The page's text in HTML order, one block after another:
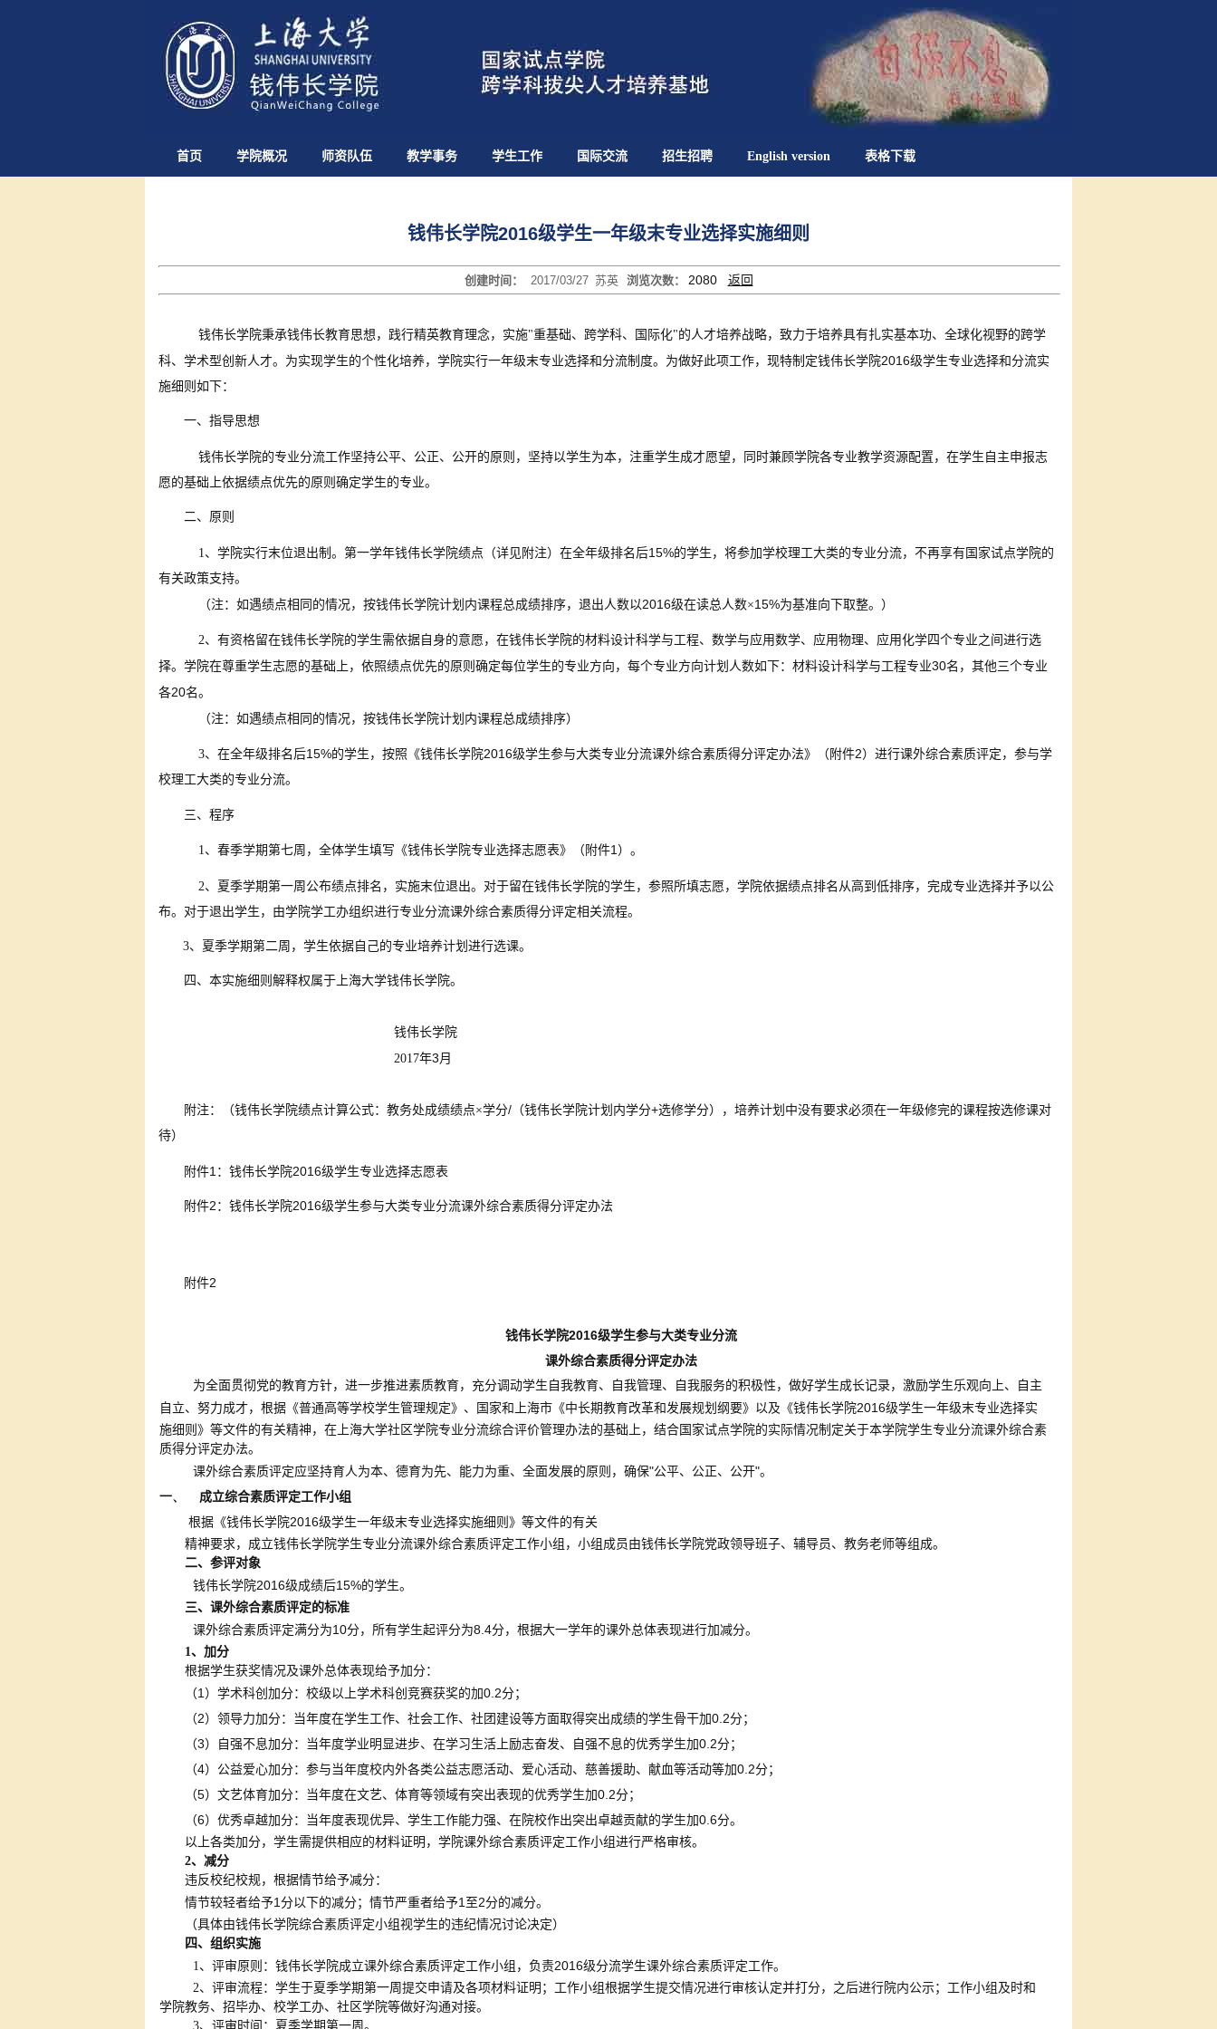
首页 学院概况 师资队伍 教学事务 学生工作 国际交流 招生招聘 English version 表格下载
钱伟长学院2016级学生一年级末专业选择实施细则
创建时间： 2017/03/27 苏英 浏览次数： 2080 返回
钱伟长学院秉承钱伟长教育思想，践行精英教育理念，实施"重基础、跨学科、国际化"的人才培养战略，致力于培养具有扎实基本功、全球化视野的跨学
科、学术型创新人才。为实现学生的个性化培养，学院实行一年级末专业选择和分流制度。为做好此项工作，现特制定钱伟长学院2016级学生专业选择和分流实
施细则如下：
一、指导思想
钱伟长学院的专业分流工作坚持公平、公正、公开的原则，坚持以学生为本，注重学生成才愿望，同时兼顾学院各专业教学资源配置，在学生自主申报志
愿的基础上依据绩点优先的原则确定学生的专业。
二、原则
1 、学院实行末位退出制。第一学年钱伟长学院绩点（详见附注）在全年级排名后15%的学生，将参加学校理工大类的专业分流，不再享有国家试点学院的
有关政策支持。
（注：如遇绩点相同的情况，按钱伟长学院计划内课程总成绩排序，退出人数以 2016级在读总人数×15%为基准向下取整。）
2、有资格留在钱伟长学院的学生需依据自身的意愿，在钱伟长学院的材料设计科学与工程、数学与应用数学、应用物理、应用化学四个专业之间进行选
择。学院在尊重学生志愿的基础上，依照绩点优先的原则确定每位学生的专业方向，每个专业方向计划人数如下：材料设计科学与工程专业30名，其他三个专业
各20名。
（注：如遇绩点相同的情况，按钱伟长学院计划内课程总成绩排序）
3、在全年级排名后15%的学生，按照《钱伟长学院2016级学生参与大类专业分流课外综合素质得分评定办法》（附件2）进行课外综合素质评定，参与学
校理工大类的专业分流。
三、程序
1、春季学期第七周，全体学生填写《钱伟长学院专业选择志愿表》（附件1 ）。
2、夏季学期第一周公布绩点排名，实施末位退出。对于留在钱伟长学院的学生，参照所填志愿，学院依据绩点排名从高到低排序，完成专业选择并予以公
布。对于退出学生，由学院学工办组织进行专业分流课外综合素质得分评定相关流程。
3、夏季学期第二周，学生依据自己的专业培养计划进行选课。
四、本实施细则解释权属于上海大学钱伟长学院。
钱伟长学院
2017年3月
附注：（钱伟长学院绩点计算公式：教务处成绩绩点×学分/ （钱伟长学院计划内学分+选修学分），培养计划中没有要求必须在一年级修完的课程按选修课对
待）
附件1 ：钱伟长学院2016级学生专业选择志愿表
附件2 ：钱伟长学院2016级学生参与大类专业分流课外综合素质得分评定办法
附件2
钱伟长学院2016级学生参与大类专业分流
课外综合素质得分评定办法
为全面贯彻党的教育方针，进一步推进素质教育，充分调动学生自我教育、自我管理、自我服务的积极性，做好学生成长记录，激励学生乐观向上、自主
自立、努力成才，根据《普通高等学校学生管理规定》、国家和上海市《中长期教育改革和发展规划纲要》以及《钱伟长学院2016级学生一年级末专业选择实
施细则》等文件的有关精神，在上海大学社区学院专业分流综合评价管理办法的基础上，结合国家试点学院的实际情况制定关于本学院学生专业分流课外综合素
质得分评定办法。
课外综合素质评定应坚持育人为本、德育为先、能力为重、全面发展的原则，确保"公平、公正、公开"。
一、
成立综合素质评定工作小组
根据《钱伟长学院2016级学生一年级末专业选择实施细则》等文件的有关
精神要求，成立钱伟长学院学生专业分流课外综合素质评定工作小组，小组成员由钱伟长学院党政领导班子、辅导员、教务老师等组成。
二、参评对象
钱伟长学院2016级成绩后15%的学生。
三、课外综合素质评定的标准
课外综合素质评定满分为10分，所有学生起评分为8.4分，根据大一学年的课外总体表现进行加减分。
1、加分
根据学生获奖情况及课外总体表现给予加分：
（1 ）学术科创加分：校级以上学术科创竞赛获奖的加0.2分；
（2）领导力加分：当年度在学生工作、社会工作、社团建设等方面取得突出成绩的学生骨干加0.2分；
（3）自强不息加分：当年度学业明显进步、在学习生活上励志奋发、自强不息的优秀学生加0.2分；
（4）公益爱心加分：参与当年度校内外各类公益志愿活动、爱心活动、慈善援助、献血等活动等加0.2分；
（5）文艺体育加分：当年度在文艺、体育等领域有突出表现的优秀学生加0.2分；
（6）优秀卓越加分：当年度表现优异、学生工作能力强、在院校作出突出卓越贡献的学生加0.6分。
以上各类加分，学生需提供相应的材料证明，学院课外综合素质评定工作小组进行严格审核。
2、减分
违反校纪校规，根据情节给予减分：
情节较轻者给予1 分以下的减分；情节严重者给予1 至2分的减分。
（具体由钱伟长学院综合素质评定小组视学生的违纪情况讨论决定）
四、组织实施
1、评审原则：钱伟长学院成立课外综合素质评定工作小组，负责2016级分流学生课外综合素质评定工作。
2、评审流程：学生于夏季学期第一周提交申请及各项材料证明；工作小组根据学生提交情况进行审核认定并打分，之后进行院内公示；工作小组及时和
学院教务、招毕办、校学工办、社区学院等做好沟通对接。
3、评审时间：夏季学期第一周。